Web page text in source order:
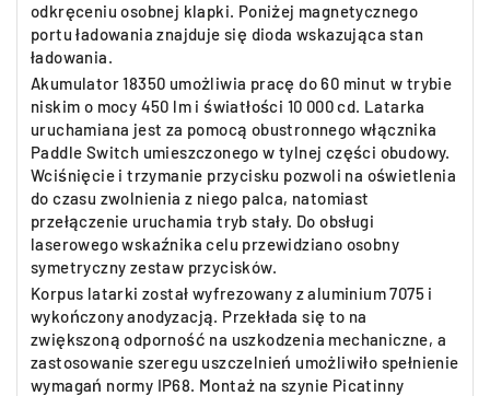
odkręceniu osobnej klapki. Poniżej magnetycznego
portu ładowania znajduje się dioda wskazująca stan
ładowania.
Akumulator 18350 umożliwia pracę do 60 minut w trybie
niskim o mocy 450 lm i światłości 10 000 cd. Latarka
uruchamiana jest za pomocą obustronnego włącznika
Paddle Switch umieszczonego w tylnej części obudowy.
Wciśnięcie i trzymanie przycisku pozwoli na oświetlenia
do czasu zwolnienia z niego palca, natomiast
przełączenie uruchamia tryb stały. Do obsługi
laserowego wskaźnika celu przewidziano osobny
symetryczny zestaw przycisków.
Korpus latarki został wyfrezowany z aluminium 7075 i
wykończony anodyzacją. Przekłada się to na
zwiększoną odporność na uszkodzenia mechaniczne, a
zastosowanie szeregu uszczelnień umożliwiło spełnienie
wymagań normy IP68. Montaż na szynie Picatinny